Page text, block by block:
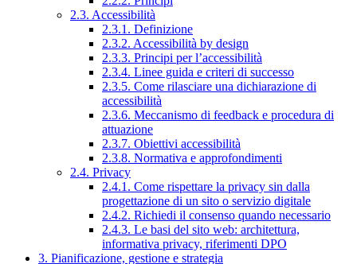
2.3. Accessibilità
2.3.1. Definizione
2.3.2. Accessibilità by design
2.3.3. Principi per l’accessibilità
2.3.4. Linee guida e criteri di successo
2.3.5. Come rilasciare una dichiarazione di
accessibilità
2.3.6. Meccanismo di feedback e procedura di
attuazione
2.3.7. Obiettivi accessibilità
2.3.8. Normativa e approfondimenti
2.4. Privacy
2.4.1. Come rispettare la privacy sin dalla
progettazione di un sito o servizio digitale
2.4.2. Richiedi il consenso quando necessario
2.4.3. Le basi del sito web: architettura,
informativa privacy, riferimenti DPO
3. Pianificazione, gestione e strategia